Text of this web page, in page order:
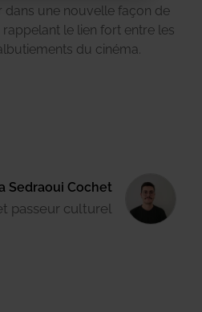
une nouvelle façon de
le lien fort entre les
du cinéma.
Sedraoui Cochet
passeur culturel